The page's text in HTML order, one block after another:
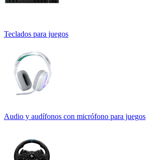
Teclados para juegos
Audio y audífonos con micrófono para juegos